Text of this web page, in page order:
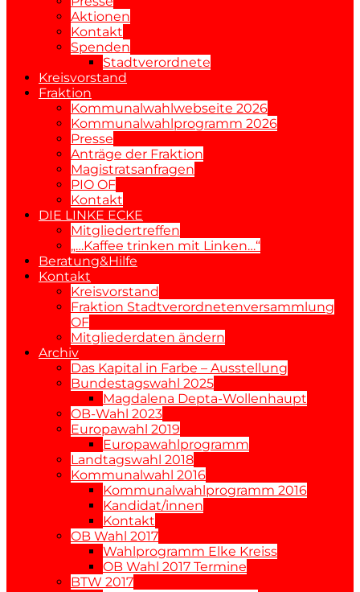
Aktionen
Kontakt
Spenden
Stadtverordnete
Kreisvorstand
Fraktion
Kommunalwahlwebseite 2026
Kommunalwahlprogramm 2026
Presse
Anträge der Fraktion
Magistratsanfragen
PIO OF
Kontakt
DIE LINKE ECKE
Mitgliedertreffen
„…Kaffee trinken mit Linken…“
Beratung&Hilfe
Kontakt
Kreisvorstand
Fraktion Stadtverordnetenversammlung
OF
Mitgliederdaten ändern
Archiv
Das Kapital in Farbe – Ausstellung
Bundestagswahl 2025
Magdalena Depta-Wollenhaupt
OB-Wahl 2023
Europawahl 2019
Europawahlprogramm
Landtagswahl 2018
Kommunalwahl 2016
Kommunalwahlprogramm 2016
Kandidat/innen
Kontakt
OB Wahl 2017
Wahlprogramm Elke Kreiss
OB Wahl 2017 Termine
BTW 2017